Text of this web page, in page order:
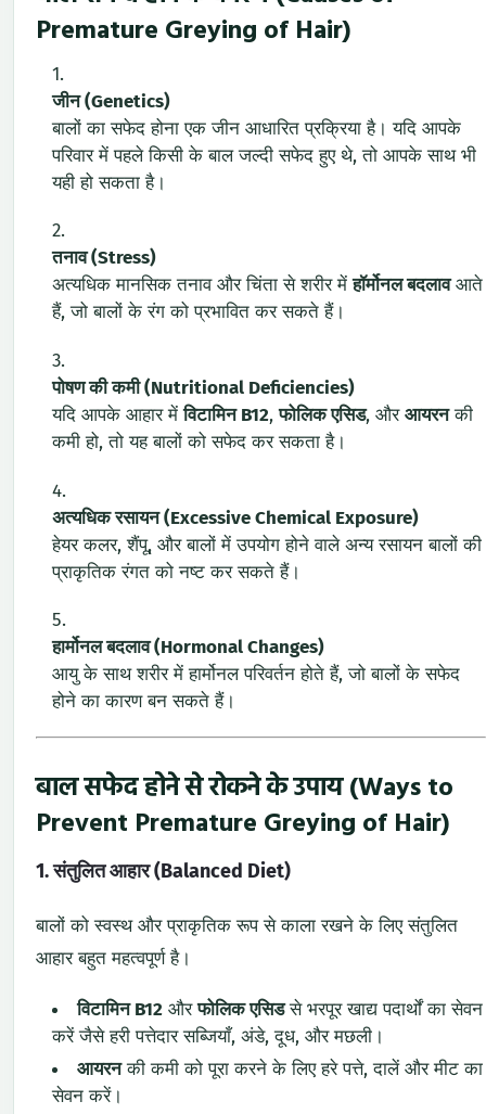
Premature Greying of Hair)
जीन (Genetics)
बालों का सफेद होना एक जीन आधारित प्रक्रिया है। यदि आपके
परिवार में पहले किसी के बाल जल्दी सफेद हुए थे, तो आपके साथ भी
यही हो सकता है।
तनाव (Stress)
अत्यधिक मानसिक तनाव और चिंता से शरीर मेंहॉर्मोनल बदलावआते
हैं, जो बालों के रंग को प्रभावित कर सकते हैं।
पोषण की कमी (Nutritional Deficiencies)
यदि आपके आहार मेंविटामिन B12,फोलिक एसिड, औरआयरनकी
कमी हो, तो यह बालों को सफेद कर सकता है।
अत्यधिक रसायन (Excessive Chemical Exposure)
हेयर कलर, शैंपू, और बालों में उपयोग होने वाले अन्य रसायन बालों की
प्राकृतिक रंगत को नष्ट कर सकते हैं।
हार्मोनल बदलाव (Hormonal Changes)
आयु के साथ शरीर में हार्मोनल परिवर्तन होते हैं, जो बालों के सफेद
होने का कारण बन सकते हैं।
बाल सफेद होने से रोकने के उपाय (Ways to
Prevent Premature Greying of Hair)
1. संतुलित आहार (Balanced Diet)
बालों को स्वस्थ और प्राकृतिक रूप से काला रखने के लिए संतुलित
आहार बहुत महत्वपूर्ण है।
विटामिन B12 औरफोलिक एसिडसे भरपूर खाद्य पदार्थों का सेवन
करें जैसे हरी पत्तेदार सब्जियाँ, अंडे, दूध, और मछली।
आयरनकी कमी को पूरा करने के लिए हरे पत्ते, दालें और मीट का
सेवन करें।